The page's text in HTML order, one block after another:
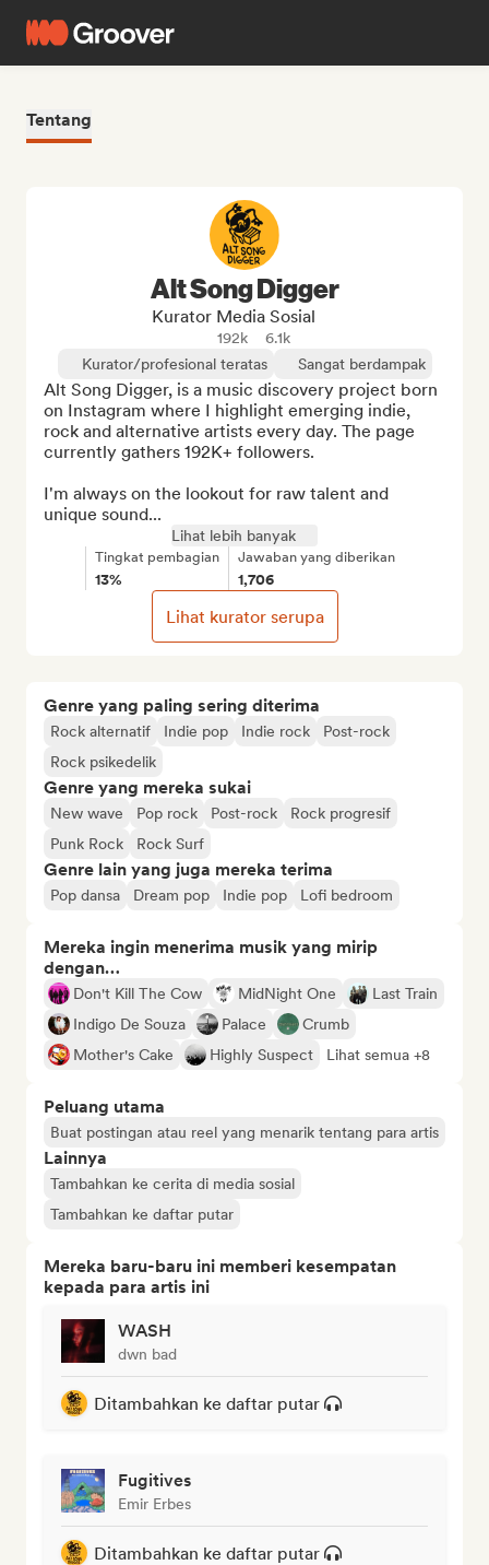
Tentang
Genre yang paling sering diterima
Rock alternatif Indie pop Indie rock
Post-rock
Rock psikedelik
Genre yang mereka sukai
New wave Pop rock Post-rock
Rock progresif
Punk Rock
Rock Surf
Genre lain yang juga mereka terima
Pop dansa Dream pop Indie pop Lofi bedroom
Mereka ingin menerima musik yang mirip
dengan…
Don't Kill The Cow MidNight One
Last Train
Indigo De Souza
Palace
Crumb
Mother's Cake
Highly Suspect Lihat semua +8
Peluang utama
Buat postingan atau reel yang menarik tentang para artis
Lainnya
Tambahkan ke cerita di media sosial
Tambahkan ke daftar putar
Mereka baru-baru ini memberi kesempatan
kepada para artis ini
WASH
dwn bad
Ditambahkan ke daftar putar
Fugitives
Emir Erbes
Ditambahkan ke daftar putar
Alt Song Digger
Kurator Media Sosial
192k
6.1k
Kurator/profesional teratas
Sangat berdampak
Alt Song Digger, is a music discovery project born
on Instagram where I highlight emerging indie,
rock and alternative artists every day. The page
currently gathers 192K+ followers.
I'm always on the lookout for raw talent and
unique sound...
Lihat lebih banyak
Tingkat pembagian
13%
Jawaban yang diberikan
1,706
Lihat kurator serupa